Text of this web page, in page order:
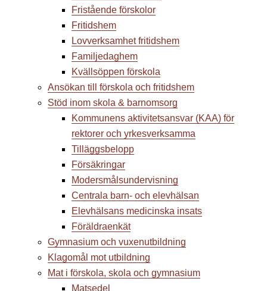
Fristående förskolor
Fritidshem
Lovverksamhet fritidshem
Familjedaghem
Kvällsöppen förskola
Ansökan till förskola och fritidshem
Stöd inom skola & barnomsorg
Kommunens aktivitetsansvar (KAA) för
rektorer och yrkesverksamma
Tilläggsbelopp
Försäkringar
Modersmålsundervisning
Centrala barn- och elevhälsan
Elevhälsans medicinska insats
Föräldraenkät
Gymnasium och vuxenutbildning
Klagomål mot utbildning
Mat i förskola, skola och gymnasium
Matsedel